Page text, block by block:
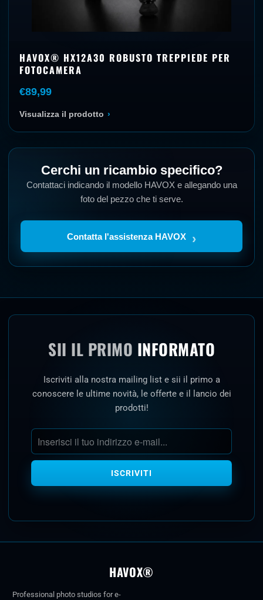
HAVOX® HX12A30 ROBUSTO TREPPIEDE PER
FOTOCAMERA
€89,99
Visualizza il prodotto ›
Cerchi un ricambio specifico?
Contattaci indicando il modello HAVOX e allegando una
foto del pezzo che ti serve.
Contatta l'assistenza HAVOX ›
SII IL PRIMO INFORMATO
Iscriviti alla nostra mailing list e sii il primo a
conoscere le ultime novità, le offerte e il lancio dei
prodotti!
HAVOX®
Professional photo studios for e-